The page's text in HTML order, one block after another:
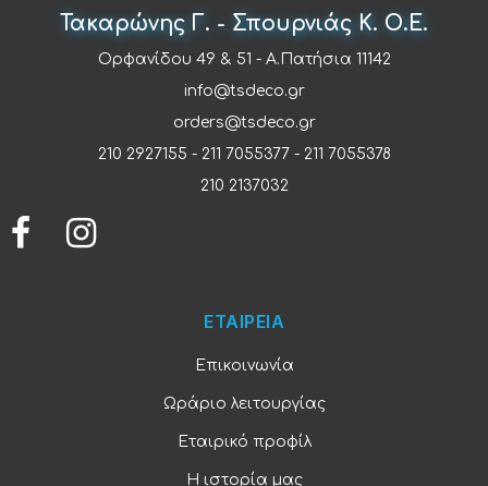
Τακαρώνης Γ. - Σπουρνιάς Κ. Ο.Ε.
Ορφανίδου 49 & 51 - Α.Πατήσια 11142
info@tsdeco.gr
orders@tsdeco.gr
210 2927155 - 211 7055377- 211 7055378
210 2137032
ΕΤΑΙΡΕΙΑ
Επικοινωνία
Ωράριο λειτουργίας
Εταιρικό προφίλ
Η ιστορία μας